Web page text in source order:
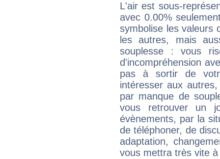
L'air est sous-
avec 0.00%
symbolise les valeurs
les autres, mais
souplesse : vous
d'incompréhension
pas à sortir de
intéresser aux
par manque de
vous retrouver un
évènements, par la
de téléphoner, de
adaptation,
vous mettra très vite